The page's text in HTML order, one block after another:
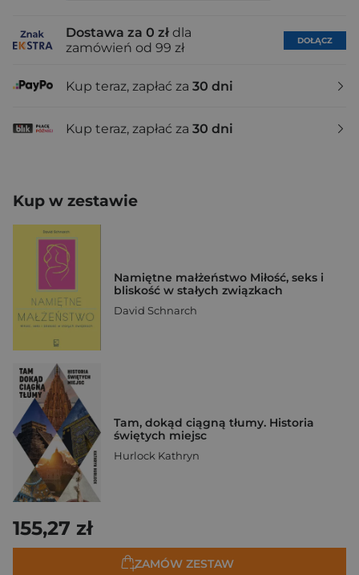
Dostawa za 0 zł dla
zamówień od 99 zł
DOŁĄCZ
Kup teraz, zapłać za 30 dni
Kup teraz, zapłać za 30 dni
Kup w zestawie
Namiętne małżeństwo Miłość, seks i
bliskość w stałych związkach
David Schnarch
Tam, dokąd ciągną tłumy. Historia
świętych miejsc
Hurlock Kathryn
155,27 zł
ZAMÓW ZESTAW